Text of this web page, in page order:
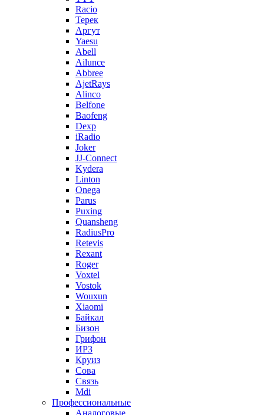
Racio
Терек
Аргут
Yaesu
Abell
Ailunce
Abbree
AjetRays
Alinco
Belfone
Baofeng
Dexp
iRadio
Joker
JJ-Connect
Kydera
Linton
Onega
Parus
Puxing
Quansheng
RadiusPro
Retevis
Rexant
Roger
Voxtel
Vostok
Wouxun
Xiaomi
Байкал
Бизон
Грифон
ИРЗ
Круиз
Сова
Связь
Mdi
Профессиональные
Аналоговые